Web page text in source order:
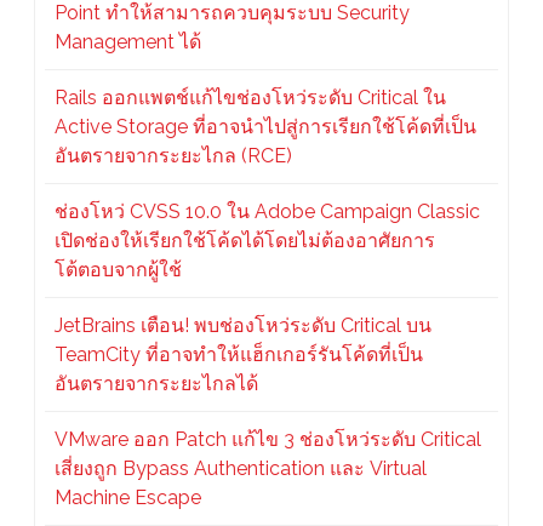
Point ทำให้สามารถควบคุมระบบ Security
Management ได้
Rails ออกแพตช์แก้ไขช่องโหว่ระดับ Critical ใน
Active Storage ที่อาจนำไปสู่การเรียกใช้โค้ดที่เป็น
อันตรายจากระยะไกล (RCE)
ช่องโหว่ CVSS 10.0 ใน Adobe Campaign Classic
เปิดช่องให้เรียกใช้โค้ดได้โดยไม่ต้องอาศัยการ
โต้ตอบจากผู้ใช้
JetBrains เตือน! พบช่องโหว่ระดับ Critical บน
TeamCity ที่อาจทำให้แฮ็กเกอร์รันโค้ดที่เป็น
อันตรายจากระยะไกลได้
VMware ออก Patch แก้ไข 3 ช่องโหว่ระดับ Critical
เสี่ยงถูก Bypass Authentication และ Virtual
Machine Escape